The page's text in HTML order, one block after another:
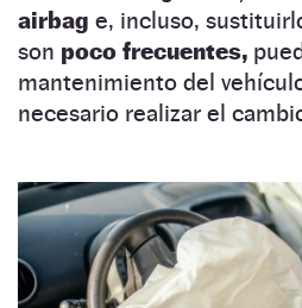
airbag e, incluso,
son poco frecuentes,
mantenimiento del
necesario realizar el